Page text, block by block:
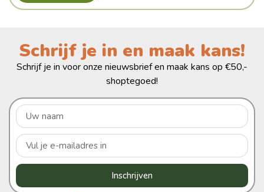
Schrijf je in en maak kans!
Schrijf je in voor onze nieuwsbrief en maak kans op €50,-
shoptegoed!
Inschrijven